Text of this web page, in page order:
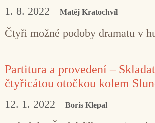
1. 8. 2022 Matěj Kratochvíl
Čtyři možné podoby dramatu v
Partitura a provedení –
čtyřicátou otočkou kolem
12. 1. 2022 Boris Klepal